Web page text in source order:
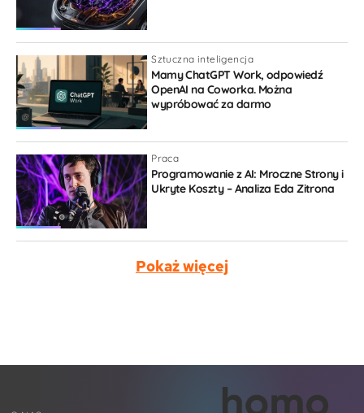
Sztuczna inteligencja
Mamy ChatGPT Work, odpowiedź
OpenAI na Coworka. Można
wypróbować za darmo
Praca
Programowanie z AI: Mroczne Strony i
Ukryte Koszty – Analiza Eda Zitrona
Pokaż więcej